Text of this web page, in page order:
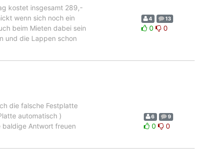
kostet insgesamt 289,-
wenn sich noch ein
beim Mieten dabei sein
und die Lappen schon
4 13
0 0
die falsche Festplatte
automatisch )
baldige Antwort freuen
6 9
0 0